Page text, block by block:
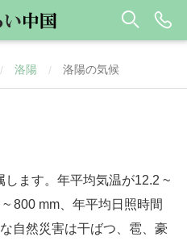
/ 洛陽 / 洛陽の気候
ます。年平均気温が12.2 ~
800 mm、年平均日照時間
自然災害は干ばつ、雹、豪